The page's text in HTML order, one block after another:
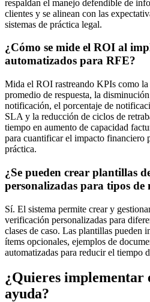
respaldan el manejo defendible de
clientes y se alinean con las
sistemas de práctica legal.
¿Cómo se mide el ROI al
automatizados para RFE?
Mida el ROI rastreando KPIs como
promedio de respuesta, la
notificación, el porcentaje de
SLA y la reducción de ciclos de
tiempo en aumento de capacidad
para cuantificar el impacto financiero
práctica.
¿Se pueden crear plantillas
personalizadas para tipos de
Sí. El sistema permite crear y
verificación personalizadas para
clases de caso. Las plantillas pueden
ítems opcionales, ejemplos de
automatizadas para reducir el tiempo
¿Quieres implementar
ayuda?